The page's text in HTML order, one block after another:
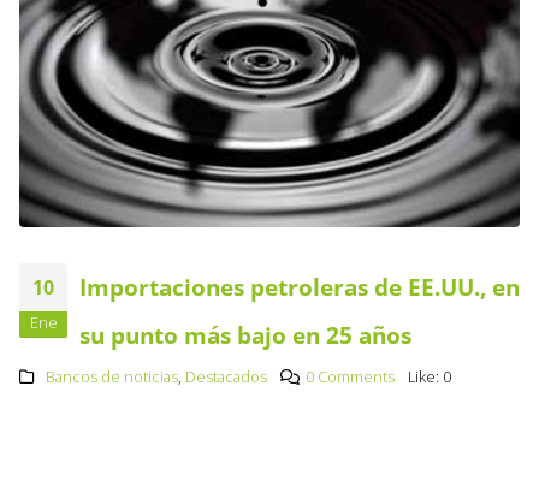
10
Ene
Importaciones petroleras de EE.UU., en
su punto más bajo en 25 años
Bancos de noticias, Destacados 0 Comments Like: 0